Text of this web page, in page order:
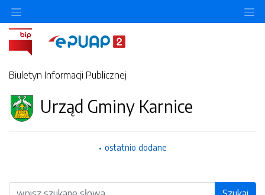
Biuletyn Informacji Publicznej
Urząd Gminy Karnice
ostatnio dodane
Wyszukiwarka